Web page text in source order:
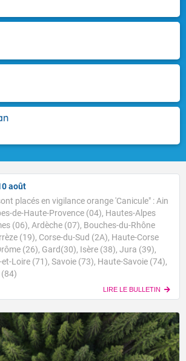
août
placés en vigilance orange 'Canicule" : Ain
de-Haute-Provence (04), Hautes-Alpes
(06), Ardèche (07), Bouches-du-Rhône
(19), Corse-du-Sud (2A), Haute-Corse
(26), Gard(30), Isère (38), Jura (39),
Loire (71), Savoie (73), Haute-Savoie (74),
LIRE LE BULLETIN